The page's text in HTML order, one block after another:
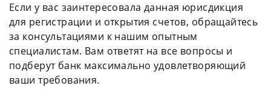
Если у вас заинтересовала данная юрисдикция
для регистрации и открытия счетов, обращайтесь
за консультациями к нашим опытным
специалистам. Вам ответят на все вопросы и
подберут банк максимально удовлетворяющий
ваши требования.